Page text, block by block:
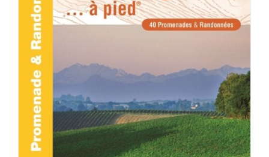
ACHETER LE PRODUIT / DÉTAILS